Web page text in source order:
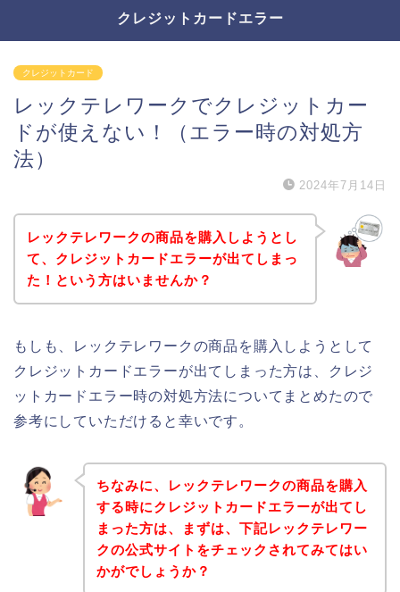
クレジットカードエラー
クレジットカード
レックテレワークでクレジットカー
ドが使えない！（エラー時の対処方
法）
2024年7月14日
レックテレワークの商品を購入しようとし
て、クレジットカードエラーが出てしまっ
た！という方はいませんか？
もしも、レックテレワークの商品を購入しようとして
クレジットカードエラーが出てしまった方は、クレジ
ットカードエラー時の対処方法についてまとめたので
参考にしていただけると幸いです。
ちなみに、レックテレワークの商品を購入
する時にクレジットカードエラーが出てし
まった方は、まずは、下記レックテレワー
クの公式サイトをチェックされてみてはい
かがでしょうか？